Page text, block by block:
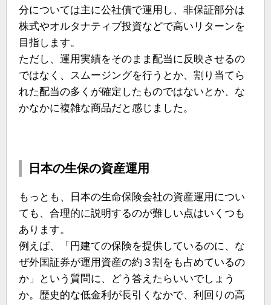
分については主に公社債で運用し、非保証部分は
株式やオルタナティブ投資などで高いリターンを
目指します。
ただし、運用実績をそのまま配当に反映させるの
ではなく、スムージングを行うとか、割り当てら
れた配当の多くが確定したものではないとか、な
かなかに複雑な商品だと感じました。
日本の生保の資産運用
もっとも、日本の生命保険会社の資産運用につい
ても、合理的に説明するのが難しい点はいくつも
あります。
例えば、「円建ての保険を提供しているのに、な
ぜ外国証券が運用資産の約３割をも占めているの
か」という質問に、どう答えたらいいでしょう
か。歴史的な低金利が長引くなかで、利回りの高